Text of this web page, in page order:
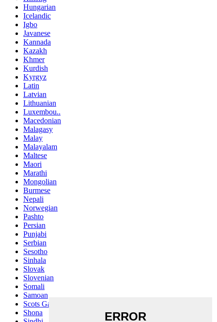
Hungarian
Icelandic
Igbo
Javanese
Kannada
Kazakh
Khmer
Kurdish
Kyrgyz
Latin
Latvian
Lithuanian
Luxembou..
Macedonian
Malagasy
Malay
Malayalam
Maltese
Maori
Marathi
Mongolian
Burmese
Nepali
Norwegian
Pashto
Persian
Punjabi
Serbian
Sesotho
Sinhala
Slovak
Slovenian
Somali
Samoan
Scots Gaelic
Shona